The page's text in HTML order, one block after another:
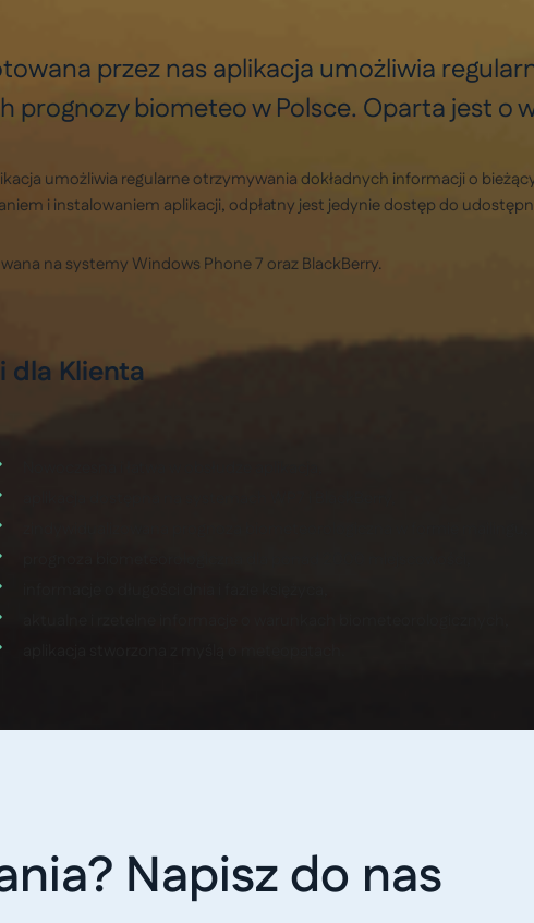
przez nas aplikacja umożliwia
prognozy biometeo w Polsce. Oparta jest o
umożliwia regularne otrzymywania dokładnych informacji o
i instalowaniem aplikacji, odpłatny jest jedynie dostęp do
na systemy Windows Phone 7 oraz BlackBerry.
dla Klienta
Napisz do nas